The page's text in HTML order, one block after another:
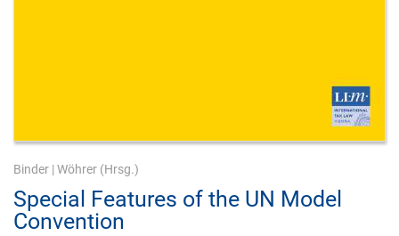
Binder | Wöhrer (Hrsg.)
Special Features of the UN Model
Convention